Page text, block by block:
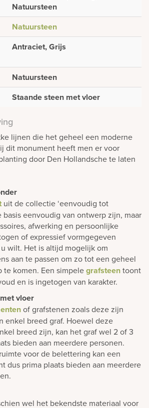
Natuursteen
Natuursteen
Antraciet, Grijs
Natuursteen
Staande steen met vloer
lijnen die het geheel een moderne
dit monument heeft men er voor
door Den Hollandsche te laten
uit de collectie ‘eenvoudig tot
basis eenvoudig van ontwerp zijn, maar
afwerking en persoonlijke
of expressief vormgegeven
wilt. Het is altijd mogelijk om
aan te passen om zo tot een geheel
komen. Een simpelegrafsteentoont
en is ingetogen van karakter.
vloer
of grafstenen zoals deze zijn
enkel breed graf. Hoewel deze
breed zijn, kan het graf wel 2 of 3
bieden aan meerdere personen.
voor de belettering kan een
dus prima plaats bieden aan meerdere
wel het bekendste materiaal voor